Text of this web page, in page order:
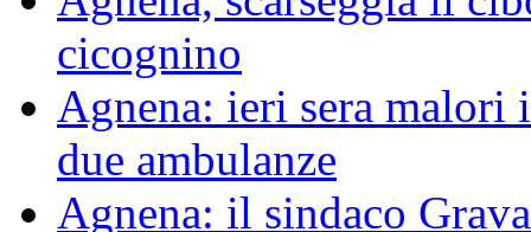
cicognino
Agnena: ieri sera malori
due ambulanze
Agnena: il sindaco